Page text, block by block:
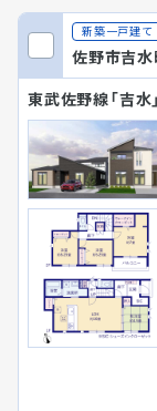
新築一戸建て
佐野市吉
東武佐野線「吉水